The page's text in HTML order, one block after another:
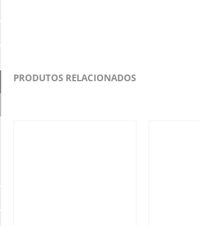
PRODUTOS RELACIONADOS